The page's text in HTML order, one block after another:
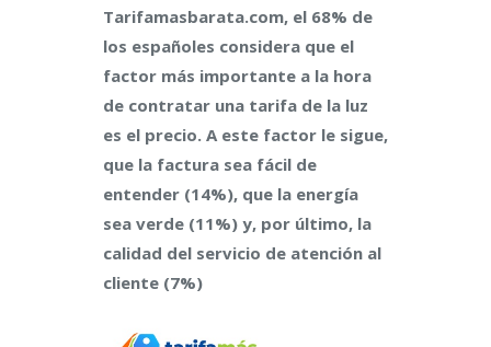
Tarifamasbarata.com, el 68% de
los españoles considera que el
factor más importante a la hora
de contratar una tarifa de la luz
es el precio. A este factor le sigue,
que la factura sea fácil de
entender (14%), que la energía
sea verde (11%) y, por último, la
calidad del servicio de atención al
cliente (7%)